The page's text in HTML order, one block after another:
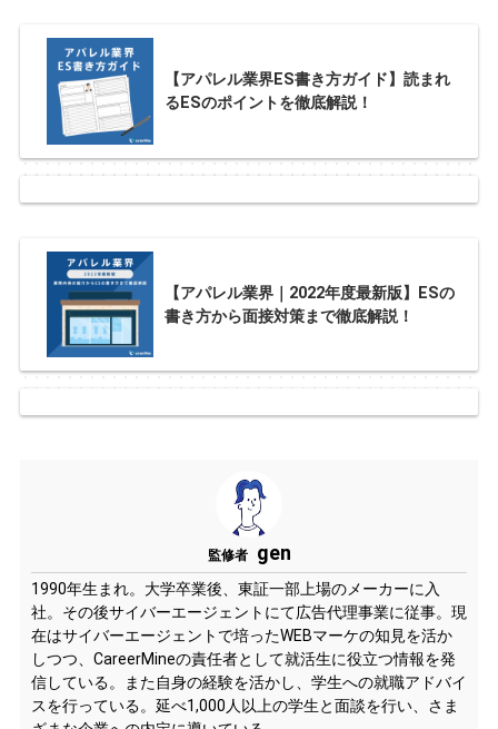
【アパレル業界ES書き方ガイド】読まれ
るESのポイントを徹底解説！
【アパレル業界｜2022年度最新版】ESの
書き方から面接対策まで徹底解説！
監修者 gen
1990年生まれ。大学卒業後、東証一部上場のメーカーに入
社。その後サイバーエージェントにて広告代理事業に従事。現
在はサイバーエージェントで培ったWEBマーケの知見を活か
しつつ、CareerMineの責任者として就活生に役立つ情報を発
信している。また自身の経験を活かし、学生への就職アドバイ
スを行っている。延べ1,000人以上の学生と面談を行い、さま